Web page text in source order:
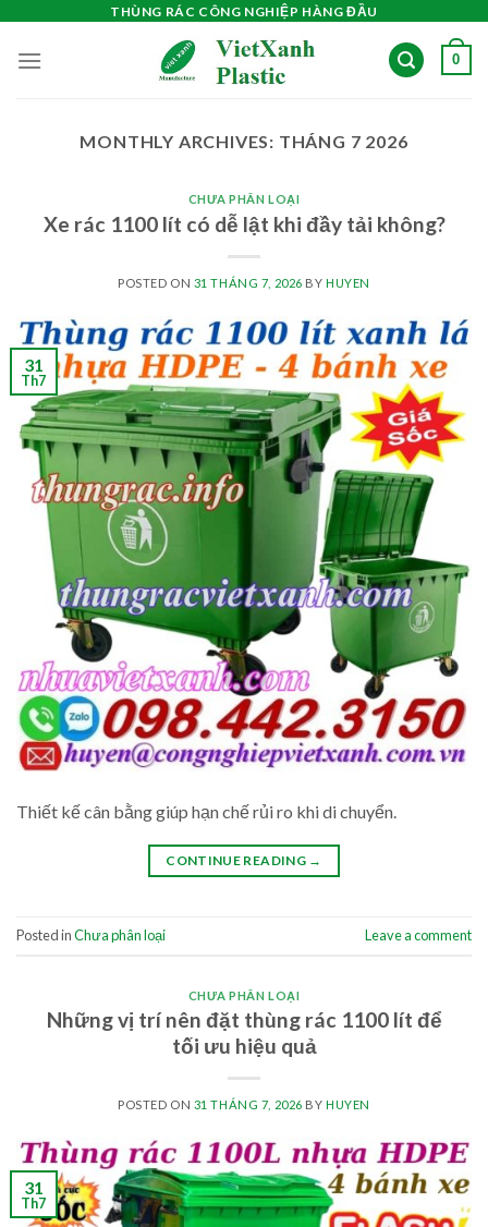
content
THÙNG RÁC CÔNG NGHIỆP HÀNG ĐẦU
0
MONTHLY ARCHIVES: THÁNG 7 2026
CHƯA PHÂN LOẠI
Xe rác 1100 lít có dễ lật khi đầy tải không?
POSTED ON 31 THÁNG 7, 2026 BY HUYEN
31
Th7
Thiết kế cân bằng giúp hạn chế rủi ro khi di chuyển.
CONTINUE READING →
Posted inChưa phân loại Leave a comment
CHƯA PHÂN LOẠI
Những vị trí nên đặt thùng rác 1100 lít để
tối ưu hiệu quả
POSTED ON 31 THÁNG 7, 2026 BY HUYEN
31
Th7